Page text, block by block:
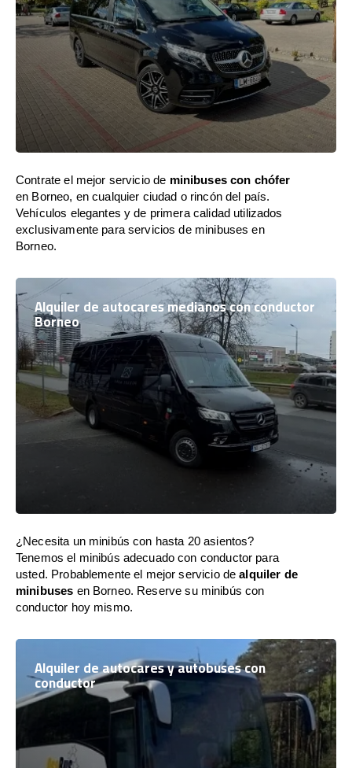
Contrate el mejor servicio de minibuses con chófer
en Borneo, en cualquier ciudad o rincón del país.
Vehículos elegantes y de primera calidad utilizados
exclusivamente para servicios de minibuses en
Borneo.
Alquiler de autocares medianos con conductor
Borneo
¿Necesita un minibús con hasta 20 asientos?
Tenemos el minibús adecuado con conductor para
usted. Probablemente el mejor servicio dealquiler de
minibuses en Borneo. Reserve su minibús con
conductor hoy mismo.
Alquiler de autocares y autobuses con
conductor